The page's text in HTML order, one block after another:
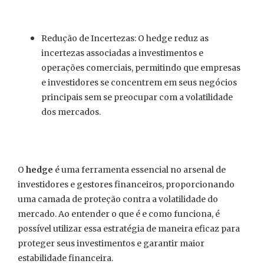
Redução de Incertezas: O hedge reduz as
incertezas associadas a investimentos e
operações comerciais, permitindo que empresas
e investidores se concentrem em seus negócios
principais sem se preocupar com a volatilidade
dos mercados.
O hedge é uma ferramenta essencial no arsenal de
investidores e gestores financeiros, proporcionando
uma camada de proteção contra a volatilidade do
mercado. Ao entender o que é e como funciona, é
possível utilizar essa estratégia de maneira eficaz para
proteger seus investimentos e garantir maior
estabilidade financeira.